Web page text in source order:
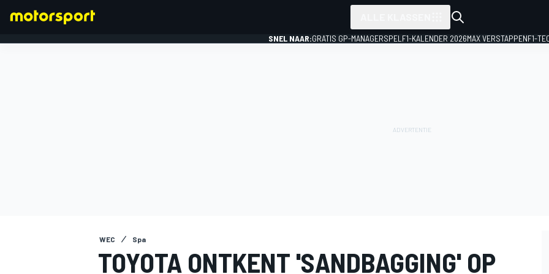
SNEL NAAR:GRATIS GP-MANAGERSPEL F1-KALENDER 2026MAX VERSTAPPENF1-
WEC Spa
TOYOTA ONTKENT 'SANDBAGGING' OP